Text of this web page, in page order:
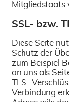
Mitgliedstaats
SSL- bzw.
Diese Seite
Schutz der
zum Beispiel
an uns als
TLS-
Verbindung